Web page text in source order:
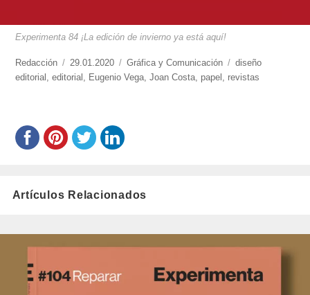
Experimenta 84 ¡La edición de invierno ya está aquí!
https://www.experimenta.es/author/redaccion/
Redacción
Publicado
el
29.01.2020 Categorías
Gráfica y Comunicación Etiquetas
diseño
editorial ,editorial Eugenio Vega ,Joan Costa papel revistas
Artículos Relacionados